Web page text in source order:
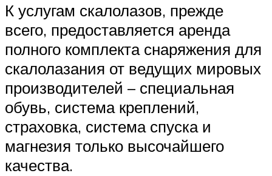
К услугам скалолазов, прежде
всего, предоставляется аренда
полного комплекта снаряжения для
скалолазания от ведущих мировых
производителей – специальная
обувь, система креплений,
страховка, система спуска и
магнезия только высочайшего
качества.